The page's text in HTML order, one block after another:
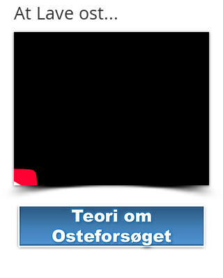
At Lave ost...